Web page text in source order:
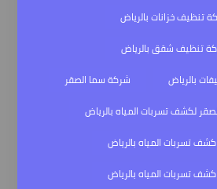
تنظيف خزانات بالرياض
تنظيف شقق بالرياض
بالرياض
شركة سما الصقر
لكشف تسربات المياه بالرياض
تسربات المياه بالرياض
تسربات المياه بالرياض